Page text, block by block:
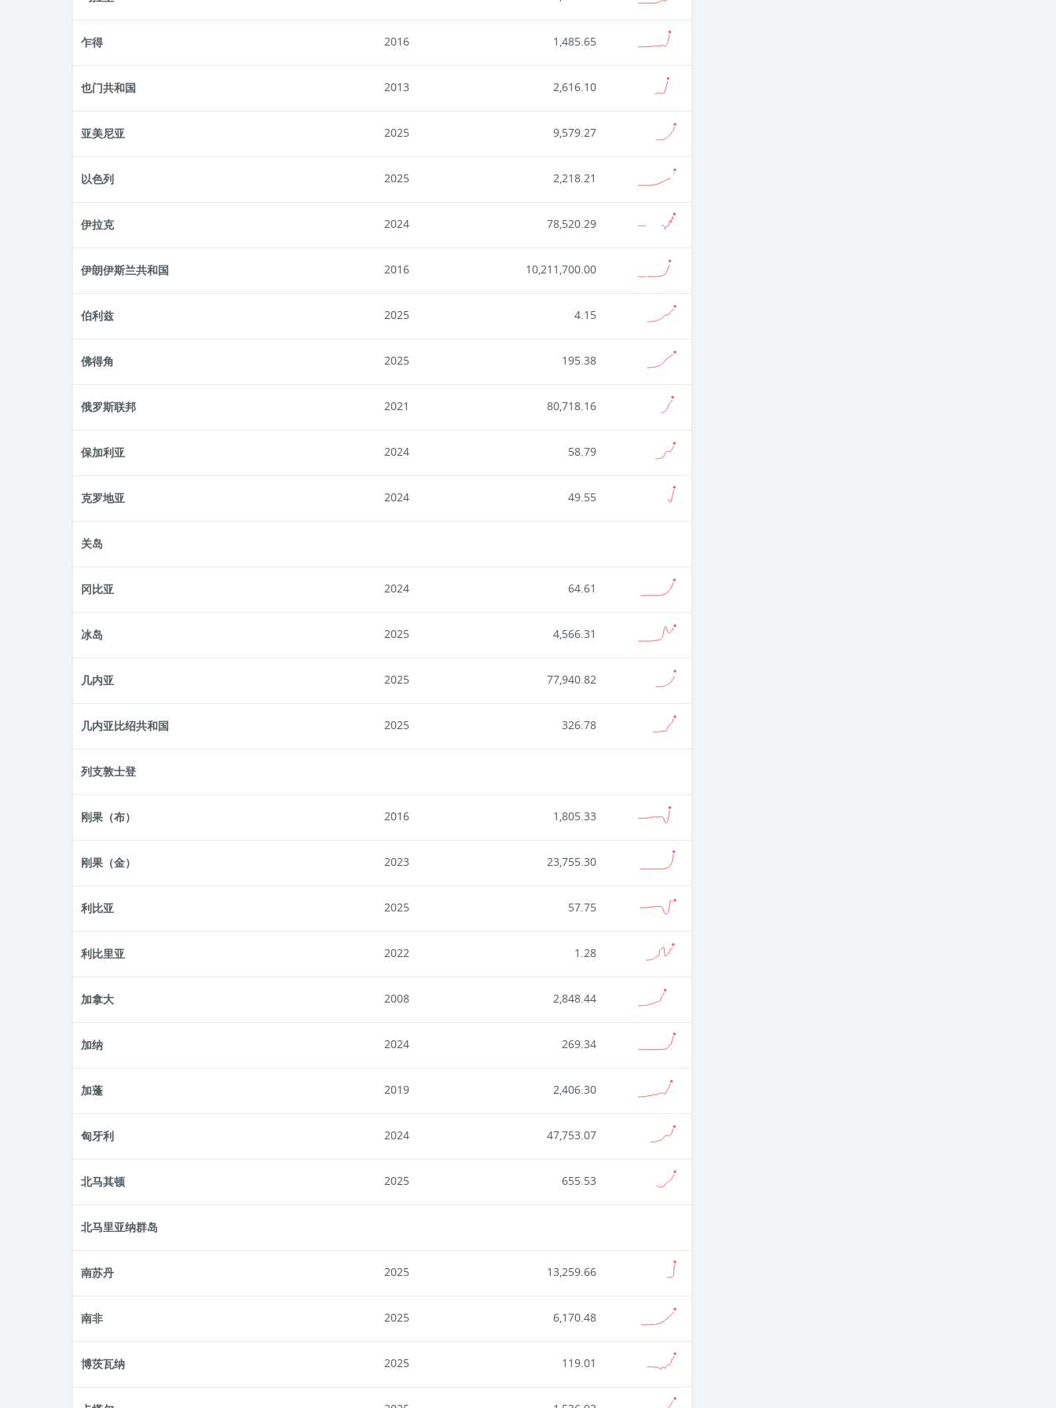
乍得 2016 1,485.65
也门共和国 2013 2,616.10
亚美尼亚 2025 9,579.27
以色列 2025 2,218.21
伊拉克 2024 78,520.29
伊朗伊斯兰共和国 2016 10,211,700.00
伯利兹 2025 4.15
佛得角 2025 195.38
俄罗斯联邦 2021 80,718.16
保加利亚 2024 58.79
克罗地亚 2024 49.55
关岛
冈比亚 2024 64.61
冰岛 2025 4,566.31
几内亚 2025 77,940.82
几内亚比绍共和国 2025 326.78
列支敦士登
刚果（布） 2016 1,805.33
刚果（金） 2023 23,755.30
利比亚 2025 57.75
利比里亚 2022 1.28
加拿大 2008 2,848.44
加纳 2024 269.34
加蓬 2019 2,406.30
匈牙利 2024 47,753.07
北马其顿 2025 655.53
北马里亚纳群岛
南苏丹 2025 13,259.66
南非 2025 6,170.48
博茨瓦纳 2025 119.01